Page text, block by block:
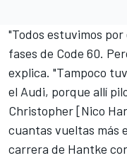
"Todos estuvimos
fases de Code 60.
explica. "Tampoco
el Audi, porque allí
Christopher [Nico
cuantas vueltas más
carrera de Hantke